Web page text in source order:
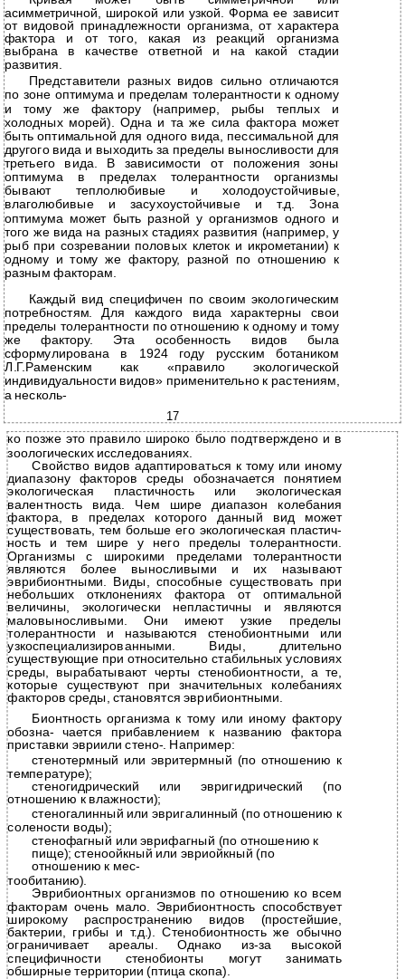
асимметричной, широкой или узкой. Форма ее зависит
от видовой принадлежности организма, от характера
фактора и от того, какая из реакций организма
выбрана в качестве ответной и на какой стадии
развития.
Представители разных видов сильно отличаются
по зоне оптимума и пределам толерантности к одному
и тому же фактору (например, рыбы теплых и
холодных морей). Одна и та же сила фактора может
быть оптимальной для одного вида, пессимальной для
другого вида и выходить за пределы выносливости для
третьего вида. В зависимости от положения зоны
оптимума в пределах толерантности организмы
бывают теплолюбивые и холодоустойчивые,
влаголюбивые и засухоустойчивые и т.д. Зона
оптимума может быть разной у организмов одного и
того же вида на разных стадиях развития (например, у
рыб при созревании половых клеток и икрометании) к
одному и тому же фактору, разной по отношению к
разным факторам.
Каждый вид специфичен по своим экологическим
потребностям. Для каждого вида характерны свои
пределы толерантности по отношению к одному и тому
же фактору. Эта особенность видов была
сформулирована в 1924 году русским ботаником
Л.Г.Раменским как «правило экологической
индивидуальности видов» применительно к растениям,
а несколь-
17
ко позже это правило широко было подтверждено и в
зоологических исследованиях.
Свойство видов адаптироваться к тому или иному
диапазону факторов среды обозначается понятием
экологическая пластичность или экологическая
валентность вида. Чем шире диапазон колебания
фактора, в пределах которого данный вид может
существовать, тем больше его экологическая пластич-
ность и тем шире у него пределы толерантности.
Организмы с широкими пределами толерантности
являются более выносливыми и их называют
эврибионтными. Виды, способные существовать при
небольших отклонениях фактора от оптимальной
величины, экологически непластичны и являются
маловыносливыми. Они имеют узкие пределы
толерантности и называются стенобионтными или
узкоспециализированными. Виды, длительно
существующие при относительно стабильных условиях
среды, вырабатывают черты стенобионтности, а те,
которые существуют при значительных колебаниях
факторов среды, становятся эврибионтными.
Бионтность организма к тому или иному фактору
обозна- чается прибавлением к названию фактора
приставки эвриили стено-. Например:
стенотермный или эвритермный (по отношению к
температуре);
стеногидрический или эвригидрический (по
отношению к влажности);
стеногалинный или эвригалинный (по отношению к
солености воды);
стенофагный или эврифагный (по отношению к
пище); стеноойкный или эвриойкный (по
отношению к мес-
тообитанию).
Эврибионтных организмов по отношению ко всем
факторам очень мало. Эврибионтность способствует
широкому распространению видов (простейшие,
бактерии, грибы и т.д.). Стенобионтность же обычно
ограничивает ареалы. Однако из-за высокой
специфичности стенобионты могут занимать
обширные территории (птица скопа).